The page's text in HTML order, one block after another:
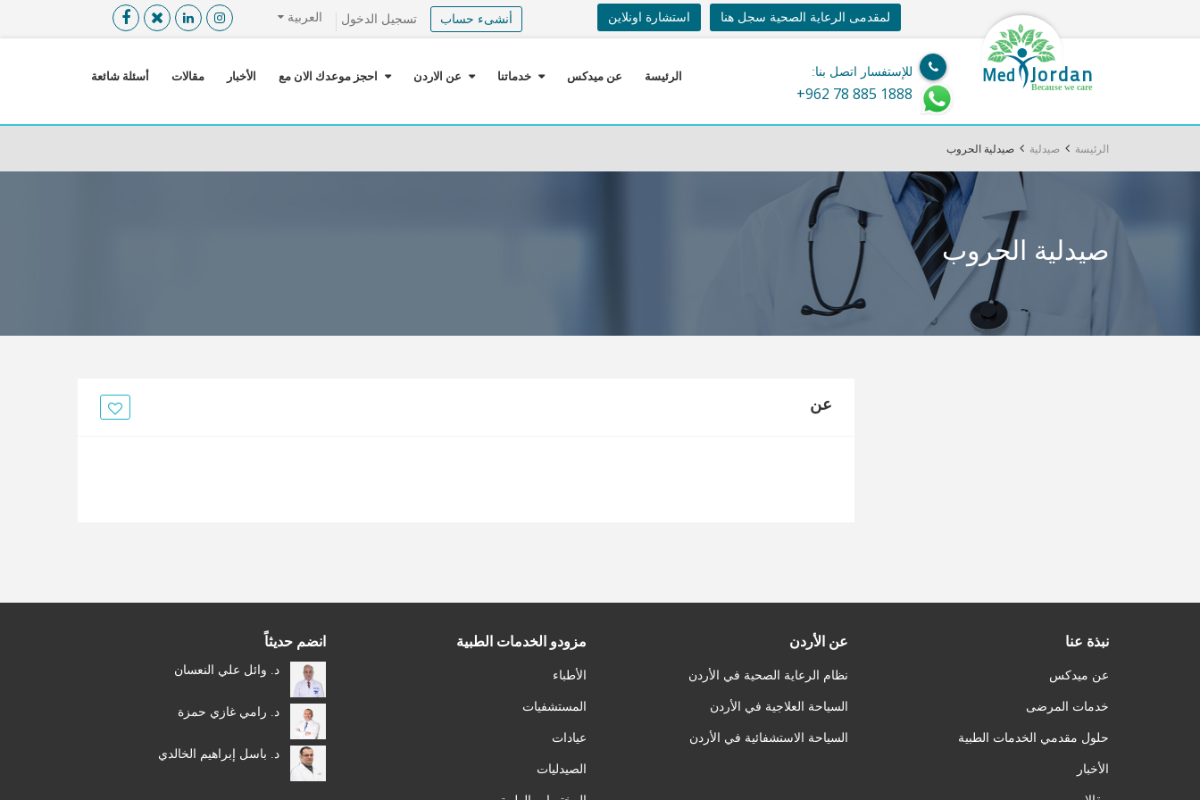
القائمة X
العربية تسجيل الدخول استشارة اونلاين لمقدمى الرعاية الصحية سجل هنا أنشىء حساب
Med Jordan
Because we care
للإستفسار اتصل بنا:
+962 78 885 1888
الرئيسة عن ميدكس خدماتنا عن الاردن احجز موعدك الان مع الأخبار مقالات أسئلة شائعة
الرئيسة صيدلية صيدلية الحروب
صيدلية الحروب
عن
نبذة عنا
عن ميدكس
خدمات المرضى
حلول مقدمي الخدمات الطبية
الأخبار
عن الأردن
نظام الرعاية الصحية في الأردن
السياحة العلاجية في الأردن
السياحة الاستشفائية في الأردن
مزودو الخدمات الطبية
الأطباء
المستشفيات
عيادات
الصيدليات
انضم حديثاً
د. وائل علي النعسان
د. رامي غازي حمزة
د. باسل إبراهيم الخالدي